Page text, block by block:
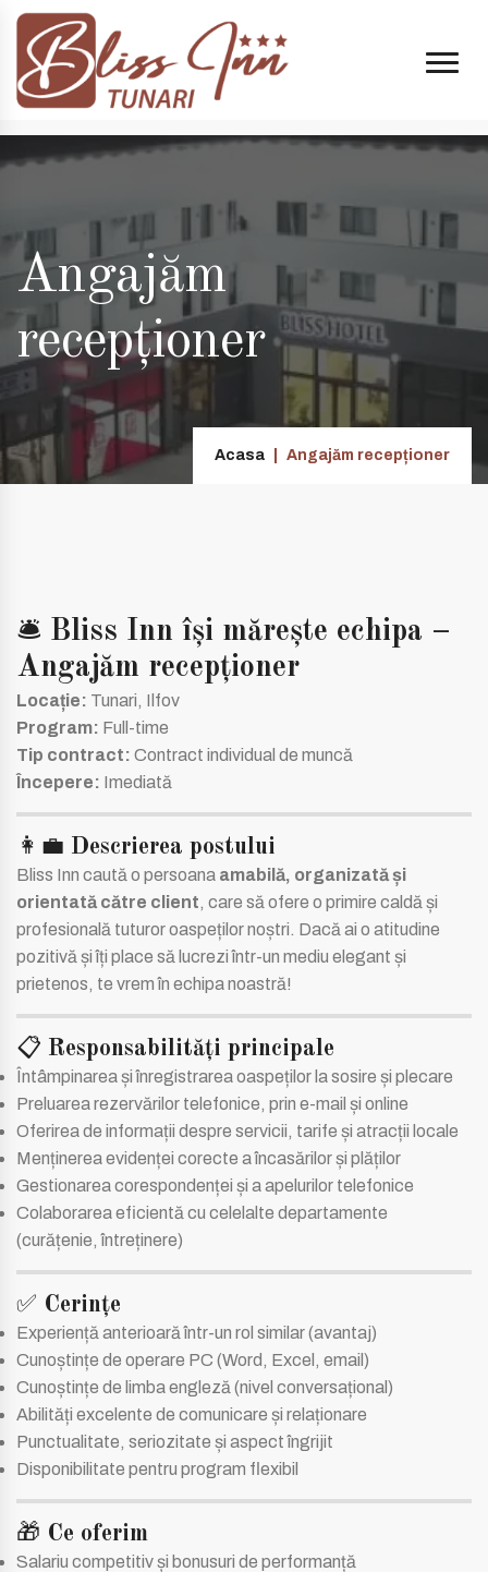
și 20:00 +40 74998 8808| e-mail:
Angajăm
recepționer
Acasa Angajăm recepționer
🛎️ Bliss Inn își mărește echipa –
Angajăm recepționer
Locație: Tunari, Ilfov
Program: Full-time
Tip contract: Contract individual de muncă
Începere: Imediată
👩‍💼 Descrierea postului
Bliss Inn caută o persoana amabilă, organizată și
orientată către client, care să ofere o primire caldă și
profesională tuturor oaspeților noștri. Dacă ai o atitudine
pozitivă și îți place să lucrezi într-un mediu elegant și
prietenos, te vrem în echipa noastră!
📋 Responsabilități principale
Întâmpinarea și înregistrarea oaspeților la sosire și plecare
Preluarea rezervărilor telefonice, prin e-mail și online
Oferirea de informații despre servicii, tarife și atracții locale
Menținerea evidenței corecte a încasărilor și plăților
Gestionarea corespondenței și a apelurilor telefonice
Colaborarea eficientă cu celelalte departamente
(curățenie, întreținere)
✅ Cerințe
Experiență anterioară într-un rol similar (avantaj)
Cunoștințe de operare PC (Word, Excel, email)
Cunoștințe de limba engleză (nivel conversațional)
Abilități excelente de comunicare și relaționare
Punctualitate, seriozitate și aspect îngrijit
Disponibilitate pentru program flexibil
🎁 Ce oferim
Salariu competitiv și bonusuri de performanță